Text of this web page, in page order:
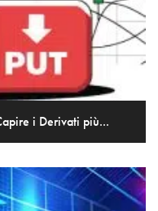
i Derivati più...